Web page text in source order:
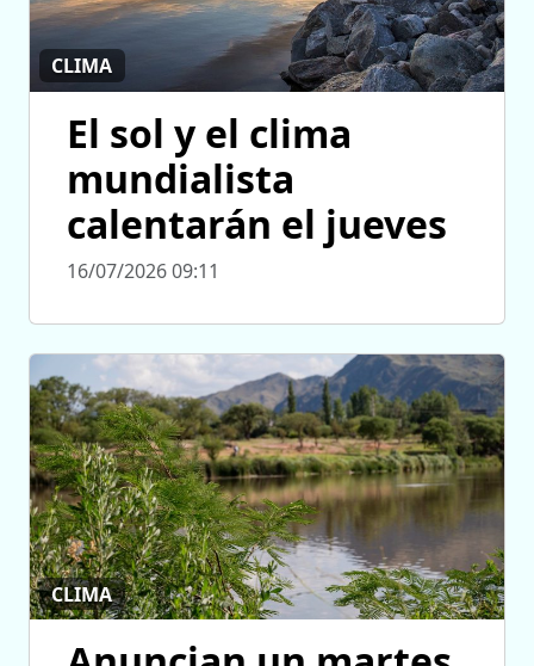
CLIMA
El sol y el clima
mundialista
calentarán el jueves
16/07/2026 09:11
CLIMA